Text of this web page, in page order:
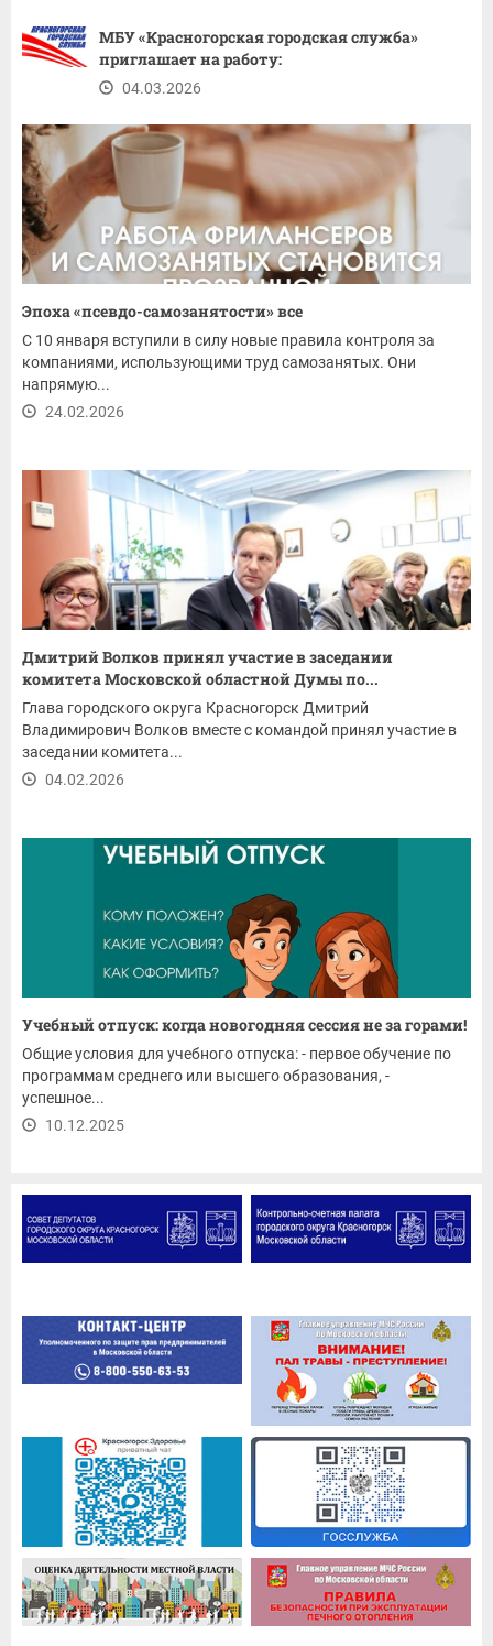
МБУ «Красногорская городская служба»
приглашает на работу:
04.03.2026
Эпоха «псевдо-самозанятости» все
С 10 января вступили в силу новые правила контроля за
компаниями, использующими труд самозанятых. Они
напрямую...
24.02.2026
Дмитрий Волков принял участие в заседании
комитета Московской областной Думы по...
Глава городского округа Красногорск Дмитрий
Владимирович Волков вместе с командой принял участие в
заседании комитета...
04.02.2026
Учебный отпуск: когда новогодняя сессия не за горами!
Общие условия для учебного отпуска: - первое обучение по
программам среднего или высшего образования, -
успешное...
10.12.2025